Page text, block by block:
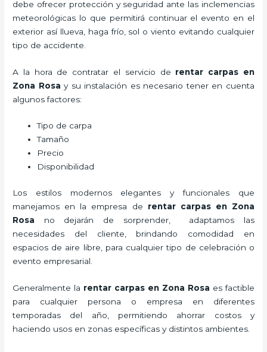
debe ofrecer protección y seguridad ante las inclemencias
meteorológicas lo que permitirá continuar el evento en el
exterior así llueva, haga frío, sol o viento evitando cualquier
tipo de accidente.
A la hora de contratar el servicio de rentar carpas en
Zona Rosa y su instalación es necesario tener en cuenta
algunos factores:
Tipo de carpa
Tamaño
Precio
Disponibilidad
Los estilos modernos elegantes y funcionales que
manejamos en la empresa de rentar carpasen Zona
Rosa no dejarán de sorprender, adaptamos las
necesidades del cliente, brindando comodidad en
espacios de aire libre, para cualquier tipo de celebración o
evento empresarial.
Generalmente la rentar carpas en Zona Rosa es factible
para cualquier persona o empresa en diferentes
temporadas del año, permitiendo ahorrar costos y
haciendo usos en zonas específicas y distintos ambientes.